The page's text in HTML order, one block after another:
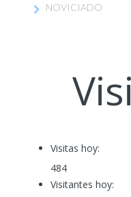
NOVICIADO
Visitas hoy:
484
Visitantes hoy: